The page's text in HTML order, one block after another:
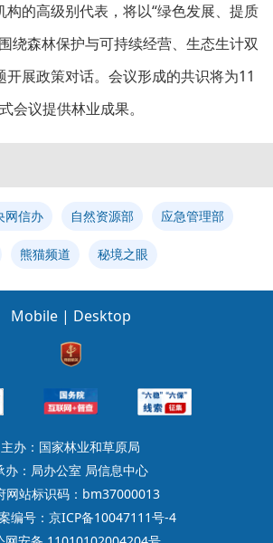
构的高级别代表，将以“绿色发展、提质
绕森林保护与可持续经营、生态生计双
开展政策对话。会议形成的共识将为11
会议提供林业成果。
网信办 自然资源部 应急管理部
熊猫频道 秘境之眼
Mobile | Desktop
主办：国家林业和草原局
办：局办公室 局信息中心
网站标识码：bm37000013
编号：京ICP备10047111号-4